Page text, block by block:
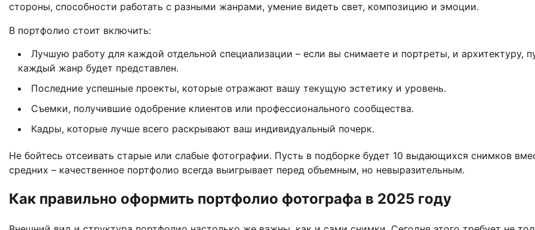
стороны, способности работать с разными жанрами, умение видеть свет, композицию и эмоции.
В портфолио стоит включить:
Лучшую работу для каждой отдельной специализации – если вы снимаете и портреты, и архитектуру,
каждый жанр будет представлен.
Последние успешные проекты, которые отражают вашу текущую эстетику и уровень.
Съемки, получившие одобрение клиентов или профессионального сообщества.
Кадры, которые лучше всего раскрывают ваш индивидуальный почерк.
Не бойтесь отсеивать старые или слабые фотографии. Пусть в подборке будет 10 выдающихся снимков
средних – качественное портфолио всегда выигрывает перед объемным, но невыразительным.
Как правильно оформить портфолио фотографа в 2025 году